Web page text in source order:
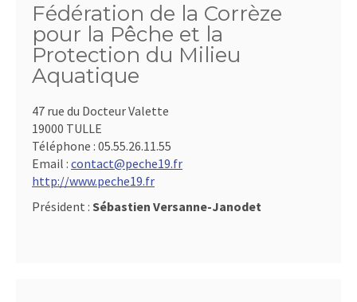
Fédération de la Corrèze
pour la Pêche et la
Protection du Milieu
Aquatique
47 rue du Docteur Valette
19000 TULLE
Téléphone : 05.55.26.11.55
Email : contact@peche19.fr
http://www.peche19.fr
Président : Sébastien Versanne-Janodet